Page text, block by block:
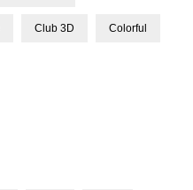
Club 3D Colorful